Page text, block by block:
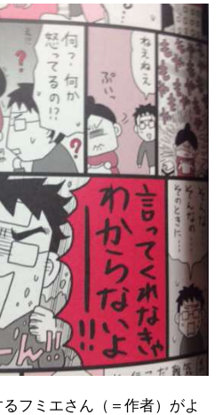
フミエさん（＝作者）がよ